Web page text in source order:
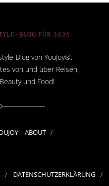
BLOG FÜR 2026
Blog von YouJoy®:
von und über Reisen,
und Food!
– ABOUT
DATENSCHUTZERKLÄRUNG